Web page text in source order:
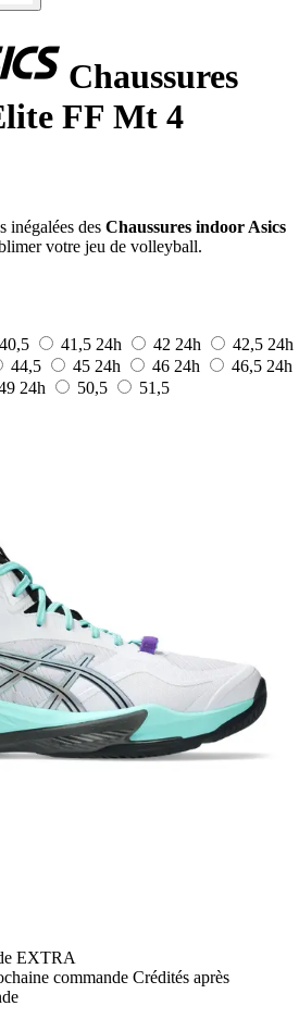
Chaussures
FF Mt 4
inégalées des Chaussures indoor Asics
votre jeu de volleyball.
40,5 41,5 24h 42 24h 42,5 24h
44,5 45 24h 46 24h 46,5 24h
24h 50,5
51,5
EXTRA
commande Crédités après